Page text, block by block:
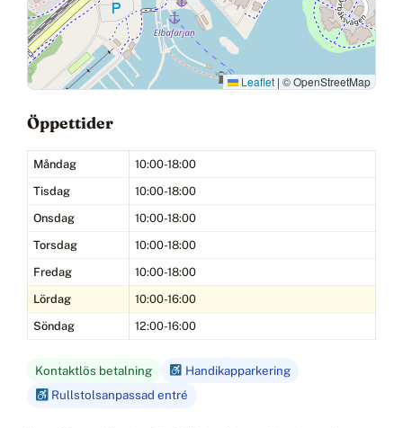
Leaflet | © OpenStreetMap
Öppettider
Måndag
10:00-18:00
Tisdag
10:00-18:00
Onsdag
10:00-18:00
Torsdag
10:00-18:00
Fredag
10:00-18:00
Lördag
10:00-16:00
Söndag
12:00-16:00
Kontaktlös betalning
Handikapparkering
Rullstolsanpassad entré